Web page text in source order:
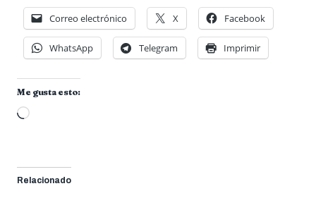
Correo electrónico X Facebook
WhatsApp Telegram Imprimir
Me gusta esto:
Cargando...
Relacionado